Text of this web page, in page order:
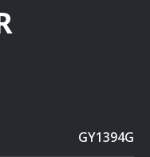
GY1394G